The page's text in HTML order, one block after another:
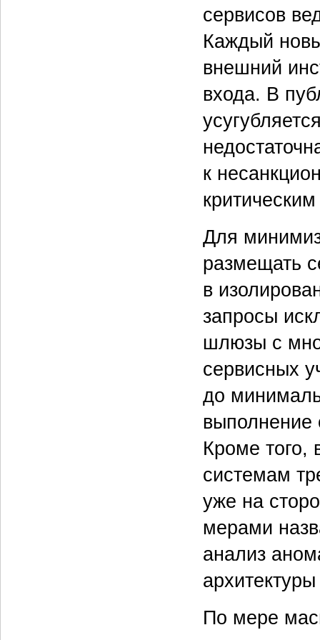
сервисов
Каждый
внешний
входа. В
к
Для
размещать
в
запросы
шлюзы с
сервисных
до
выполнение
Кроме того,
системам
уже на
мерами
анализ
По мере